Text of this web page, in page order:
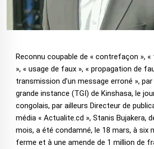
Reconnu coupable de « contrefaçon »,
», « usage de faux », « propagation de
transmission d’un message erroné »,
grande instance (TGI) de Kinshasa, le
congolais, par ailleurs Directeur de
média « Actualite.cd », Stanis Bujakera,
mois, a été condamné, le 18 mars, à six
ferme et à une amende de 1 million de